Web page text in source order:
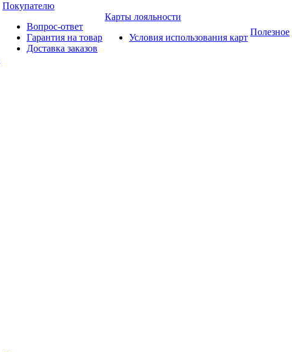
Покупателю
Вопрос-ответ
Гарантия на товар
Доставка заказов
Карты лояльности
Условия использования карт
Полезное